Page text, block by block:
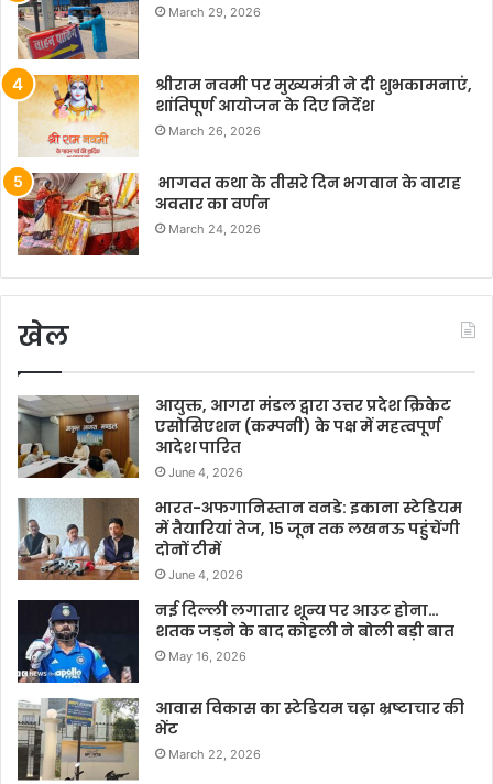
March 29, 2026
श्रीराम नवमी पर मुख्यमंत्री ने दी शुभकामनाएं,
शांतिपूर्ण आयोजन के दिए निर्देश
March 26, 2026
भागवत कथा के तीसरे दिन भगवान के वाराह
अवतार का वर्णन
March 24, 2026
खेल
आयुक्त, आगरा मंडल द्वारा उत्तर प्रदेश क्रिकेट
एसोसिएशन (कम्पनी) के पक्ष में महत्वपूर्ण
आदेश पारित
June 4, 2026
भारत-अफगानिस्तान वनडे: इकाना स्टेडियम
में तैयारियां तेज, 15 जून तक लखनऊ पहुंचेंगी
दोनों टीमें
June 4, 2026
नई दिल्ली लगातार शून्य पर आउट होना…
शतक जड़ने के बाद कोहली ने बोली बड़ी बात
May 16, 2026
आवास विकास का स्टेडियम चढ़ा भ्रष्टाचार की
भेंट
March 22, 2026